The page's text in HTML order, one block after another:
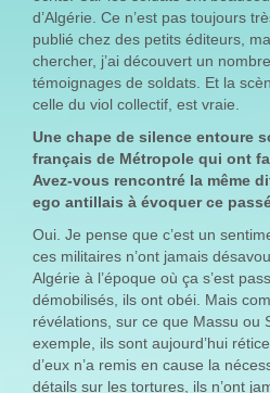
d’Algérie. Ce n’est pas toujours
publié chez des petits éditeurs,
chercher, j’ai découvert un
témoignages de soldats. Et la
celle du viol collectif, est vraie.
Une chape de silence entoure
français de Métropole qui ont
Avez-vous rencontré la même
ego antillais à évoquer ce
Oui. Je pense que c’est un
ces militaires n’ont jamais
Algérie à l’époque où ça s’est
démobilisés, ils ont obéi. Mais
révélations, sur ce que Massu ou
exemple, ils sont aujourd’hui
d’eux n’a remis en cause la
détails sur les tortures, ils n’ont